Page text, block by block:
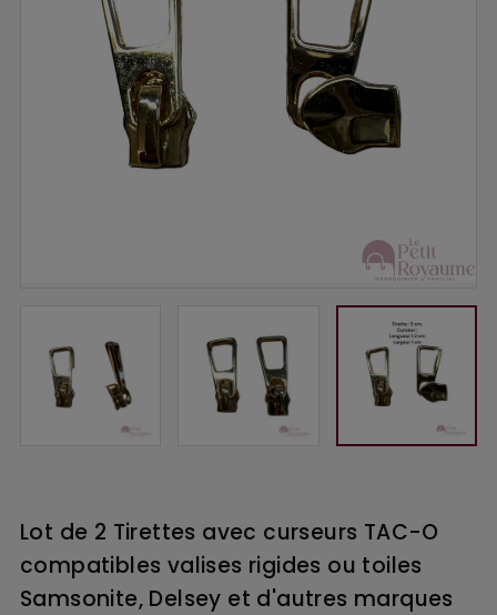
Lot de 2 Tirettes avec curseurs TAC-O
compatibles valises rigides ou toiles
Samsonite, Delsey et d'autres marques